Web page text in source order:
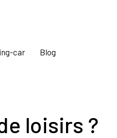
car Blog
loisirs ?